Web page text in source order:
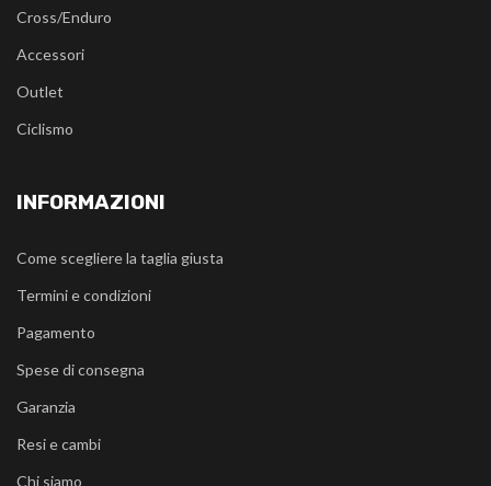
Cross/Enduro
Accessori
Outlet
Ciclismo
INFORMAZIONI
Come scegliere la taglia giusta
Termini e condizioni
Pagamento
Spese di consegna
Garanzia
Resi e cambi
Chi siamo